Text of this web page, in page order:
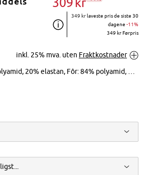
forstørre
349 krlaveste pris de siste 30
dagene -11%
349 kr Førpris
inkl. 25% mva. uten Fraktkostnader
Fôr: 84% polyamid, 16% elastan, Nettfôring: 73% polyamid, 27% elastan